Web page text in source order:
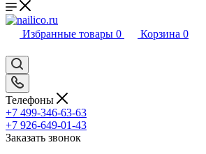
Избранные товары 0 Корзина 0
Телефоны
+7 499-346-63-63
+7 926-649-01-43
Заказать звонок